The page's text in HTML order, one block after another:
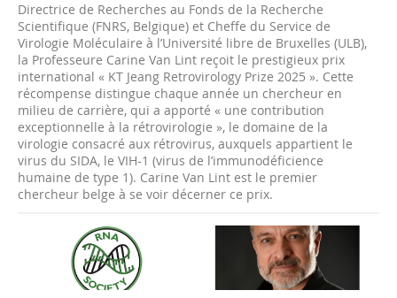
Directrice de Recherches au Fonds de la Recherche
Scientifique (FNRS, Belgique) et Cheffe du Service de
Virologie Moléculaire à l’Université libre de Bruxelles (ULB),
la Professeure Carine Van Lint reçoit le prestigieux prix
international « KT Jeang Retrovirology Prize 2025 ». Cette
récompense distingue chaque année un chercheur en
milieu de carrière, qui a apporté « une contribution
exceptionnelle à la rétrovirologie », le domaine de la
virologie consacré aux rétrovirus, auxquels appartient le
virus du SIDA, le VIH-1 (virus de l’immunodéficience
humaine de type 1). Carine Van Lint est le premier
chercheur belge à se voir décerner ce prix.